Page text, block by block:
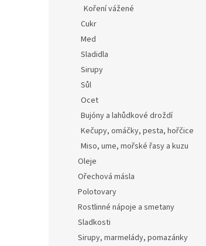
Koření vážené
Cukr
Med
Sladidla
Sirupy
Sůl
Ocet
Bujóny a lahůdkové droždí
Kečupy, omáčky, pesta, hořčice
Miso, ume, mořské řasy a kuzu
Oleje
Ořechová másla
Polotovary
Rostlinné nápoje a smetany
Sladkosti
Sirupy, marmelády, pomazánky